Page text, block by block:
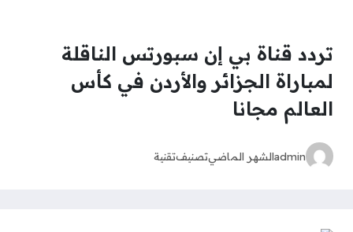
تردد قناة بي إن سبورتس الناقلة
لمباراة الجزائر والأردن في كأس
العالم مجانا
adminالشهر الماضيتصنيفتقنية